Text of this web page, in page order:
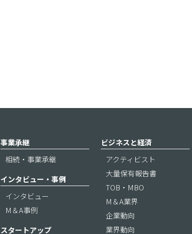
事業承継
相続・事業承継
インタビュー・事例
インタビュー
M＆A事例
スタートアップ
ビジネスと経済
アクティビスト
大量保有報告書
TOB・MBO
M＆A業界
企業動向
業界動向